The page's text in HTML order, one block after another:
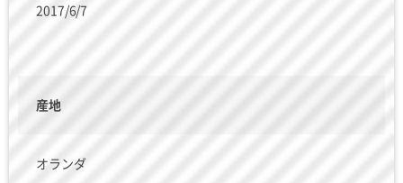
2017/6/7
産地
オランダ